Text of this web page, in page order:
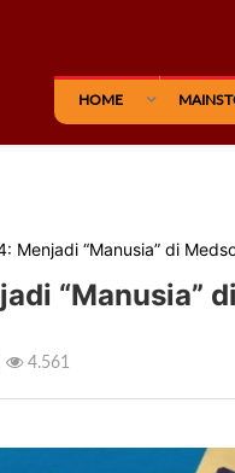
HOME
Menjadi “Manusia” di
“Manusia”
4.561